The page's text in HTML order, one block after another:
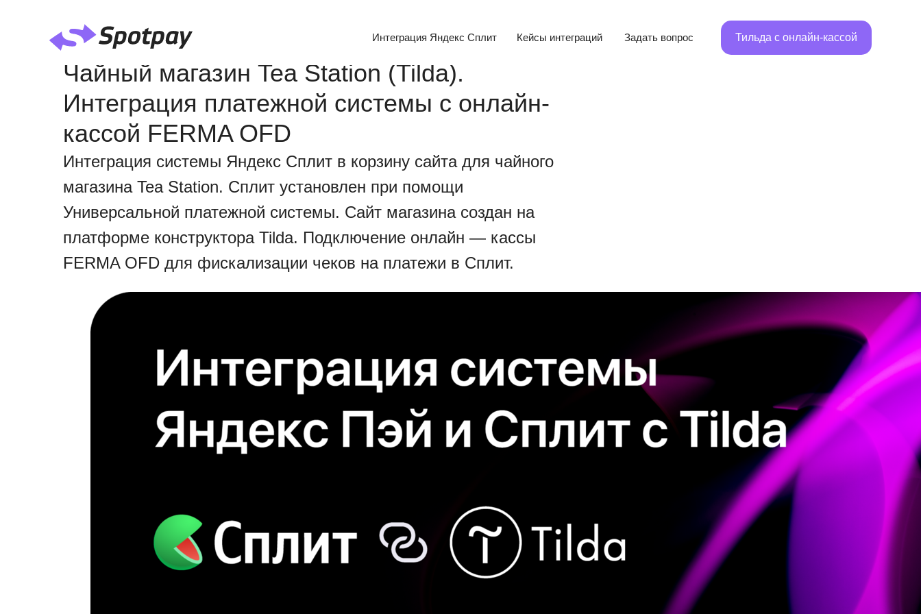
Тильда с онлайн-кассой
Кейсы интеграций
Интеграция Яндекс Сплит Задать вопрос
Чайный магазин Tea Station (Tilda).
Интеграция платежной системы с онлайн-
кассой FERMA OFD
Интеграция системы Яндекс Сплит в корзину сайта для чайного
магазина Tea Station. Сплит установлен при помощи
Универсальной платежной системы. Сайт магазина создан на
платформе конструктора Tilda. Подключение онлайн — кассы
FERMA OFD для фискализации чеков на платежи в Сплит.